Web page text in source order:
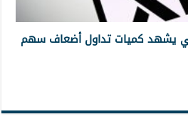
يشهد كميات تداول أضعاف سهم